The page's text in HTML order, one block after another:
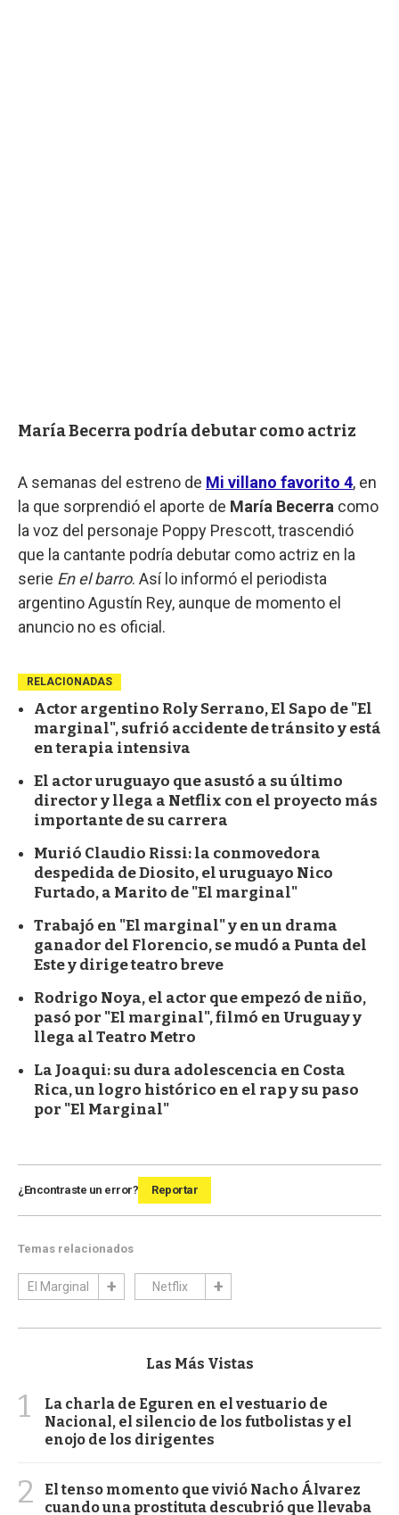
María Becerra podría debutar como actriz
A semanas del estreno de Mi villano favorito 4, en
la que sorprendió el aporte de María Becerra como
la voz del personaje Poppy Prescott, trascendió
que la cantante podría debutar como actriz en la
serie En el barro. Así lo informó el periodista
argentino Agustín Rey, aunque de momento el
anuncio no es oficial.
RELACIONADAS
Actor argentino Roly Serrano, El Sapo de "El
marginal", sufrió accidente de tránsito y está
en terapia intensiva
El actor uruguayo que asustó a su último
director y llega a Netflix con el proyecto más
importante de su carrera
Murió Claudio Rissi: la conmovedora
despedida de Diosito, el uruguayo Nico
Furtado, a Marito de "El marginal"
Trabajó en "El marginal" y en un drama
ganador del Florencio, se mudó a Punta del
Este y dirige teatro breve
Rodrigo Noya, el actor que empezó de niño,
pasó por "El marginal", filmó en Uruguay y
llega al Teatro Metro
La Joaqui: su dura adolescencia en Costa
Rica, un logro histórico en el rap y su paso
por "El Marginal"
¿Encontraste un error? Reportar
Temas relacionados
El Marginal Netflix
Las Más Vistas
1
La charla de Eguren en el vestuario de
Nacional, el silencio de los futbolistas y el
enojo de los dirigentes
2
El tenso momento que vivió Nacho Álvarez
cuando una prostituta descubrió que llevaba